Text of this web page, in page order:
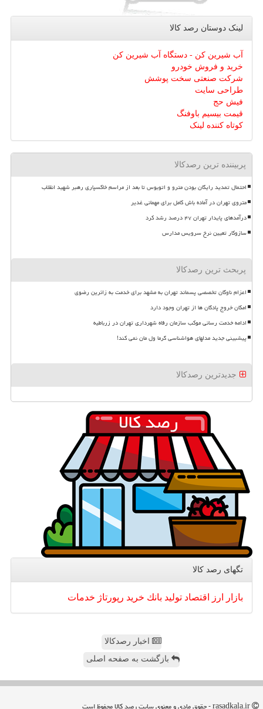
لینک دوستان رصد كالا
آب شیرین کن - دستگاه آب شیرین کن
خرید و فروش خودرو
شرکت صنعتی سخت پوشش
طراحی سایت
فیش حج
قیمت بیسیم باوفنگ
کوتاه کننده لینک
پربیننده ترین رصدکالا
احتمال تمدید رایگان بودن مترو و اتوبوس تا بعد از مراسم خاکسپاری رهبر شهید انقلاب
متروی تهران در آماده باش کامل برای مهمانی غدیر
درآمدهای پایدار تهران ۴۷ درصد رشد کرد
سازوکار تعیین نرخ سرویس مدارس
پربحث ترین رصدکالا
اعزام ناوگان تخصصی پسماند تهران به مشهد برای خدمت به زائرین رضوی
امکان خروج پادگان ها از تهران وجود دارد
ادامه خدمت رسانی موکب سازمان رفاه شهرداری تهران در زرباطیه
پیشبینی جدید مدلهای هواشناسی گرما ول مان نمی کند!
جدیدترین رصدکالا
تگهای رصد كالا
بازار ارز اقتصاد تولید بانك خرید رپورتاژ خدمات
اخبار رصدکالا
بازگشت به صفحه اصلی